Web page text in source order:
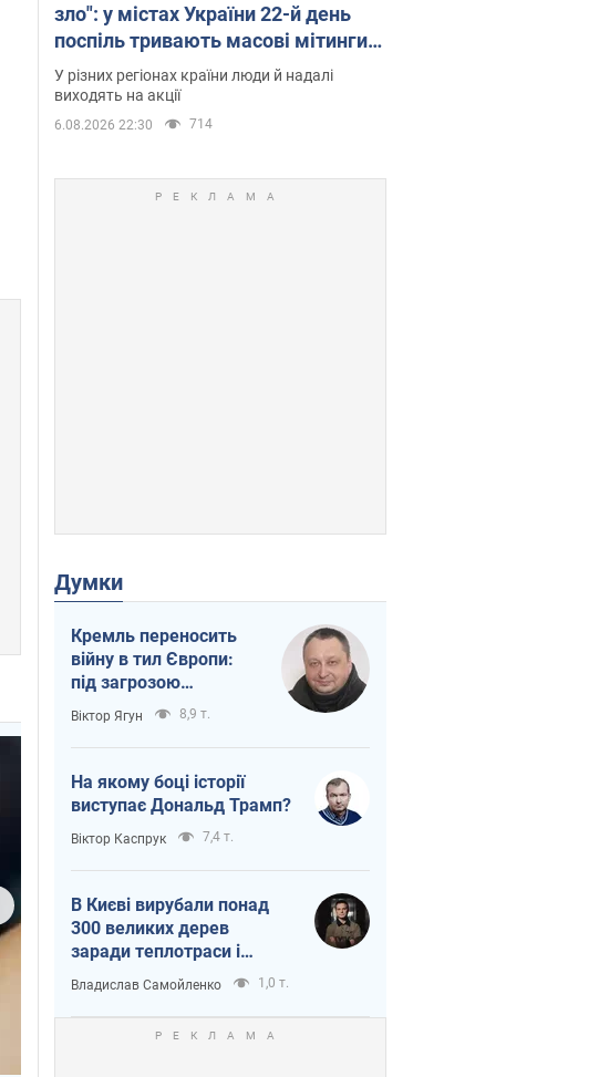
зло": у містах України 22-й день
поспіль тривають масові мітинги
за повернення Федорова. Фото і
відео
У різних регіонах країни люди й надалі
виходять на акції
6.08.2026 22:30 714
Думки
Кремль переносить
війну в тил Європи:
під загрозою
критична логістика
Віктор Ягун 8,9 т.
На якому боці історії
виступає Дональд Трамп?
Віктор Каспрук 7,4 т.
В Києві вирубали понад
300 великих дерев
заради теплотраси і
всупереч Генплану
Владислав Самойленко 1,0 т.